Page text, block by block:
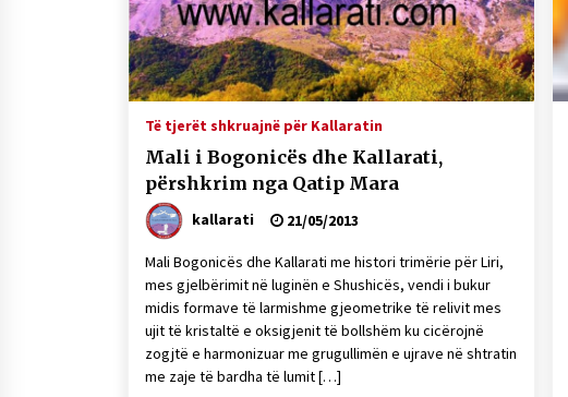
Të tjerët shkruajnë për Kallaratin
Mali i Bogonicës dhe Kallarati,
përshkrim nga Qatip Mara
kallarati 21/05/2013
Mali Bogonicës dhe Kallarati me histori trimërie për Liri,
mes gjelbërimit në luginën e Shushicës, vendi i bukur
midis formave të larmishme gjeometrike të relivit mes
ujit të kristaltë e oksigjenit të bollshëm ku cicërojnë
zogjtë e harmonizuar me grugullimën e ujrave në shtratin
me zaje të bardha të lumit […]